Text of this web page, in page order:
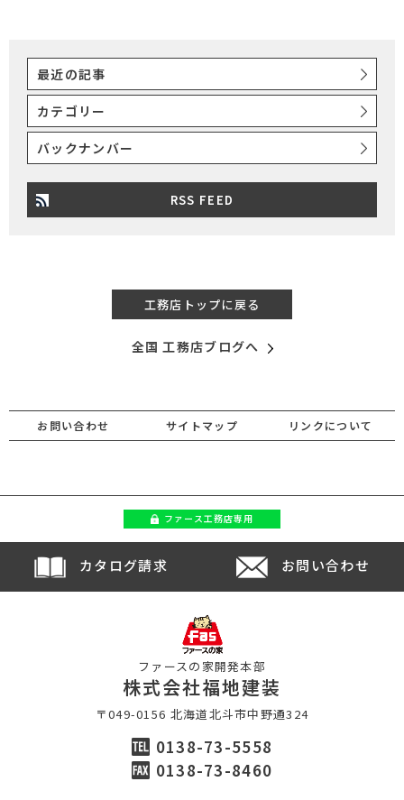
最近の記事
カテゴリー
バックナンバー
RSS FEED
工務店トップに戻る
全国 工務店ブログへ
お問い合わせ サイトマップ リンクについて
ファース工務店専用
カタログ請求 お問い合わせ
ファースの家開発本部
株式会社福地建装
〒049-0156 北海道北斗市中野通324
0138-73-5558
0138-73-8460